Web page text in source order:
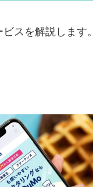
スを解説します。